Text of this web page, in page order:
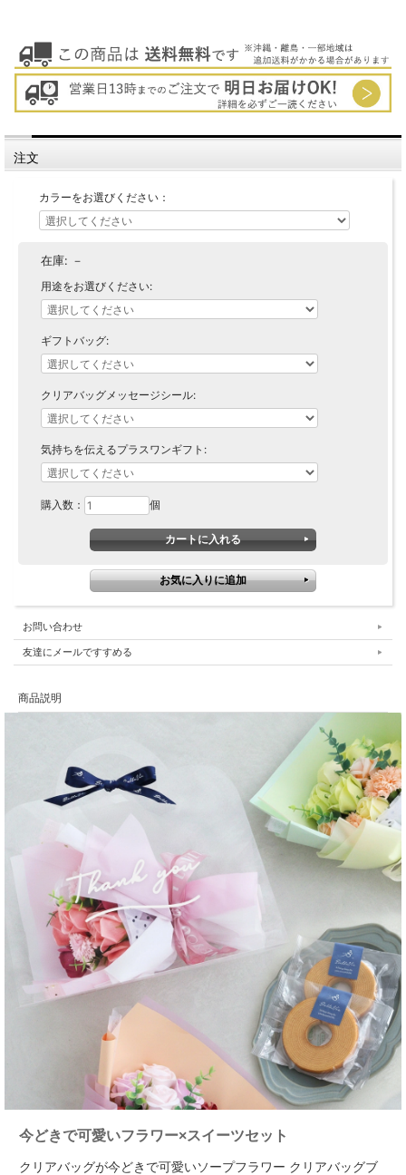
注文
カラーをお選びください：
在庫: －
用途をお選びください:
ギフトバッグ:
クリアバッグメッセージシール:
気持ちを伝えるプラスワンギフト:
購入数： 個
お問い合わせ
友達にメールですすめる
商品説明
今どきで可愛いフラワー×スイーツセット
クリアバッグが今どきで可愛いソープフラワー クリアバッグブ